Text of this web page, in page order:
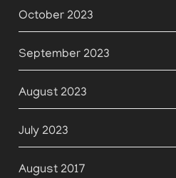
October 2023
September 2023
August 2023
July 2023
August 2017